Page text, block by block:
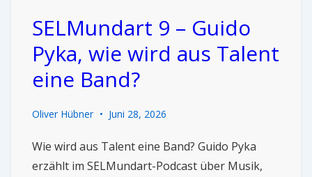
SELMundart 9 – Guido
Pyka, wie wird aus Talent
eine Band?
Oliver Hübner Juni 28, 2026
Wie wird aus Talent eine Band? Guido Pyka
erzählt im SELMundart-Podcast über Musik,